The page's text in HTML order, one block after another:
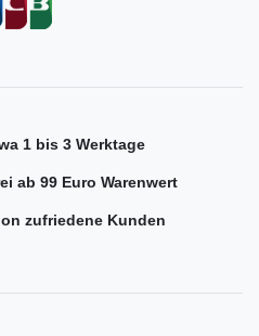
1 bis 3 Werktage
ab 99 Euro Warenwert
zufriedene Kunden